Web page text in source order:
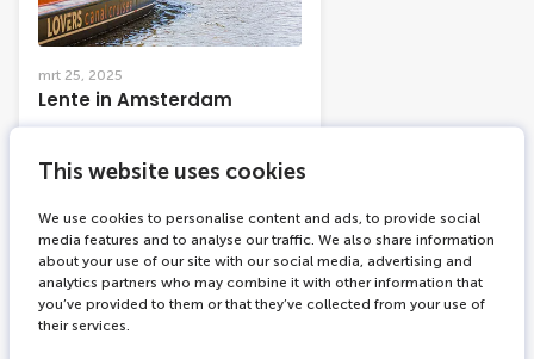
This website uses cookies
We use cookies to personalise content and ads, to provide social
media features and to analyse our traffic. We also share information
about your use of our site with our social media, advertising and
analytics partners who may combine it with other information that
you’ve provided to them or that they’ve collected from your use of
their services.
mrt 25, 2025
Lente in Amsterdam